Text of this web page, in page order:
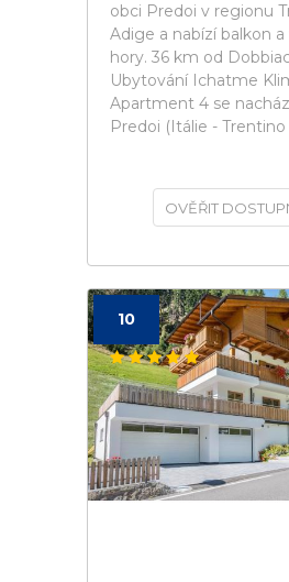
obci Predoi v regionu
Adige a nabízí balkon
hory. 36 km od
Ubytování Ichatme
Apartment 4 se
Predoi (Itálie -
OVĚŘIT
10